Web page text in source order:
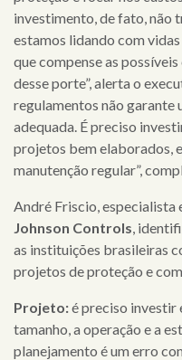
investimento, de fato, não
estamos lidando com
que compense as
desse porte”, alerta o
regulamentos não garante
adequada. É preciso
projetos bem elaborados,
manutenção regular”,
André Friscio, especialista
Johnson Controls,
as instituições brasileiras
projetos de proteção e
Projeto:é preciso investir
tamanho, a operação e a
planejamento é um erro